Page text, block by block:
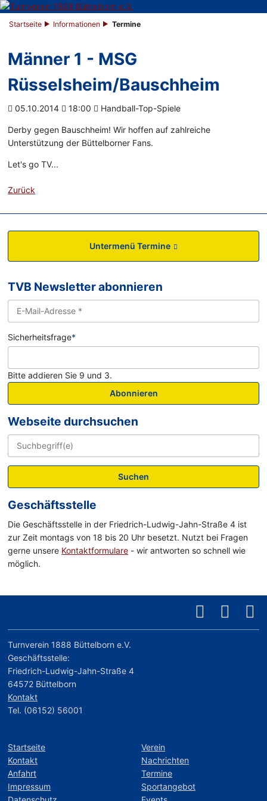
Startseite Informationen Termine
Männer 1 - MSG
Rüsselsheim/Bauschheim
05.10.2014 18:00 Handball-Top-Spiele
Derby gegen Bauschheim! Wir hoffen auf zahlreiche
Unterstützung der Büttelborner Fans.
Let's go TV...
Zurück
Untermenü Termine
TVB Newsletter abonnieren
Sicherheitsfrage*
Bitte addieren Sie 9 und 3.
Abonnieren
Webseite durchsuchen
Suchen
Geschäftsstelle
Die Geschäftsstelle in der Friedrich-Ludwig-Jahn-Straße 4 ist
zur Zeit montags von 18 bis 20 Uhr besetzt. Nutzt bei Fragen
gerne unsere Kontaktformulare - wir antworten so schnell wie
möglich.
Turnverein 1888 Büttelborn e.V.
Geschäftsstelle:
Friedrich-Ludwig-Jahn-Straße 4
64572 Büttelborn
Kontakt
Tel. (06152) 56001
Startseite
Kontakt
Anfahrt
Impressum
Verein
Nachrichten
Termine
Sportangebot